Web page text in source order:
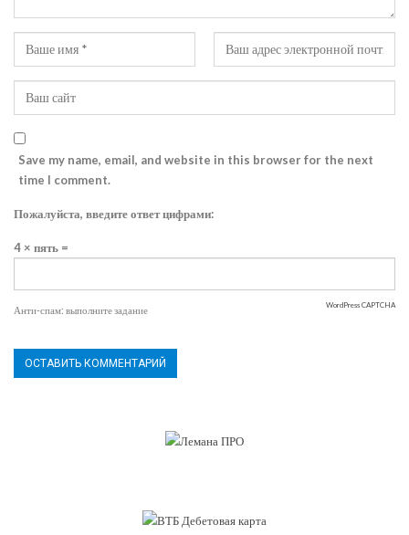
Save my name, email, and website in this browser for the next
time I comment.
Пожалуйста, введите ответ цифрами:
4 × пять =
Анти-спам: выполните задание WordPress CAPTCHA